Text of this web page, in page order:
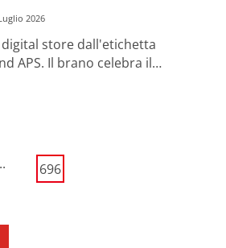
2026
store dall'etichetta
APS. Il brano celebra il…
696